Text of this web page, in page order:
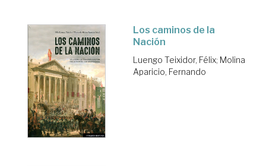
Los caminos de la
Nación
Luengo Teixidor, Félix; Molina
Aparicio, Fernando